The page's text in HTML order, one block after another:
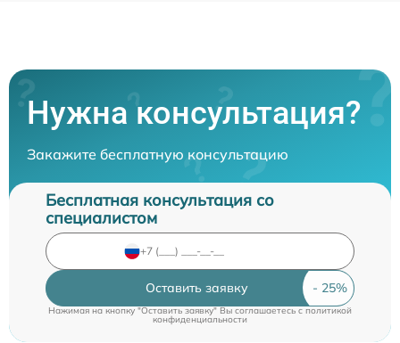
Нужна консультация?
Закажите бесплатную консультацию
Бесплатная консультация со
специалистом
Оставить заявку
Нажимая на кнопку "Оставить заявку" Вы соглашаетесь cполитикой
конфиденциальности